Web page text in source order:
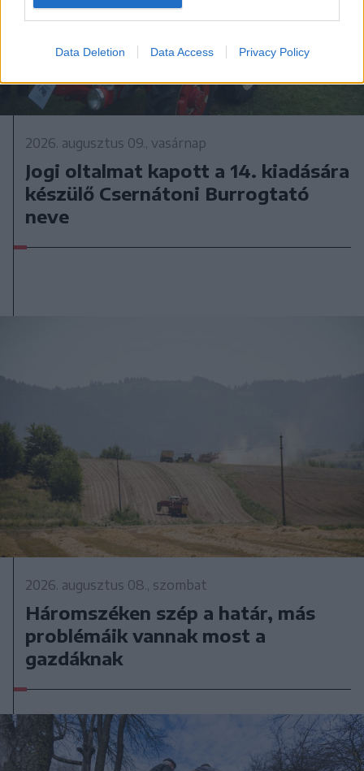
Data Deletion Data Access Privacy Policy
2026. augusztus 09., vasárnap
Jogi oltalmat kapott a 14. kiadására
készülő Csernátoni Burrogtató
neve
2026. augusztus 08., szombat
Háromszéken szép a határ, más
problémáik vannak most a
gazdáknak